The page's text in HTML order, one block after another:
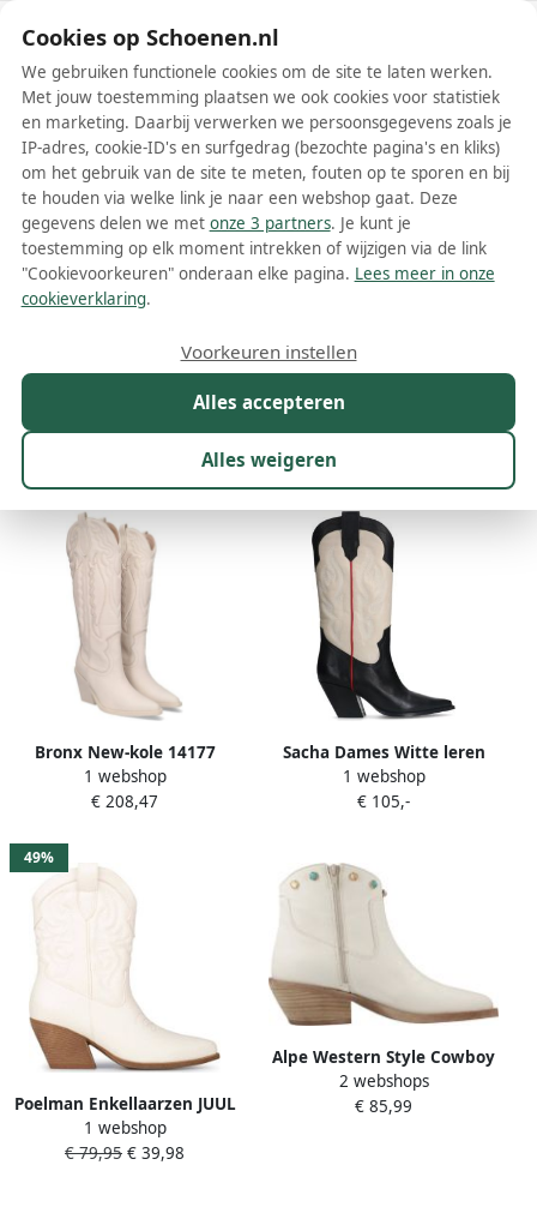
Schoenen.nl
Wis filters Alle filters
Witte dames cowboylaarzen
Meer lezen
Model Kleur
25 resultaten:
Bronx New-kole 14177
Cowboylaarzen Western
Laarzen Dames Wit
1 webshop
€ 208,47
Sacha Dames Witte leren
cowboylaarzen met zwarte
details
1 webshop
€ 105,-
49%
Poelman Enkellaarzen JUUL
Dames enkellaarzen
1 webshop
€ 79,95 € 39,98
Alpe Western Style Cowboy
Boots
2 webshops
€ 85,99
Cookies op Schoenen.nl
We gebruiken functionele cookies om de site te laten werken.
Met jouw toestemming plaatsen we ook cookies voor statistiek
en marketing. Daarbij verwerken we persoonsgegevens zoals je
IP-adres, cookie-ID's en surfgedrag (bezochte pagina's en kliks)
om het gebruik van de site te meten, fouten op te sporen en bij
te houden via welke link je naar een webshop gaat. Deze
gegevens delen we met onze 3 partners. Je kunt je
toestemming op elk moment intrekken of wijzigen via de link
"Cookievoorkeuren" onderaan elke pagina. Lees meer in onze
cookieverklaring.
Alles accepteren
Alles weigeren
Voorkeuren instellen